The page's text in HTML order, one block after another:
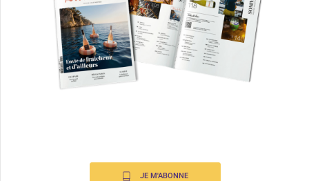
JE M'ABONNE